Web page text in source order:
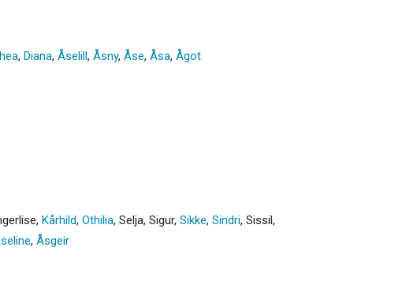
, Diana, Åselill, Åsny, Åse, Åsa, Ågot
, Kårhild, Othilia, Selja, Sigur, Sikke, Sindri, Sissil,
, Åsgeir